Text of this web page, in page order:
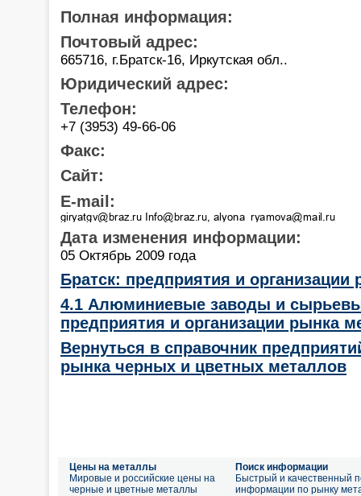
Полная информация:
Почтовый адрес:
665716, г.Братск-16, Иркутская обл..
Юридический адрес:
Телефон:
+7 (3953) 49-66-06
Факс:
Сайт:
E-mail:
Дата изменения информации:
05 Октябрь 2009 года
Братск: предприятия и организации
4.1 Алюминиевые заводы и
предприятия и организации рынка
Вернуться в справочник
рынка черных и цветных металлов
Цены на металлы
Мировые и российские цены на
черные и цветные металлы
Поиск информации
Быстрый и качественный
информации по рынку